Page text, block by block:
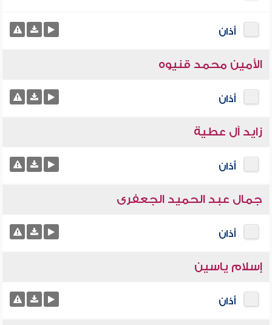
أذان
الأمين محمد قنيوه
أذان
زايد آل عطية
أذان
جمال عبد الحميد الجعفرى
أذان
إسلام ياسين
أذان